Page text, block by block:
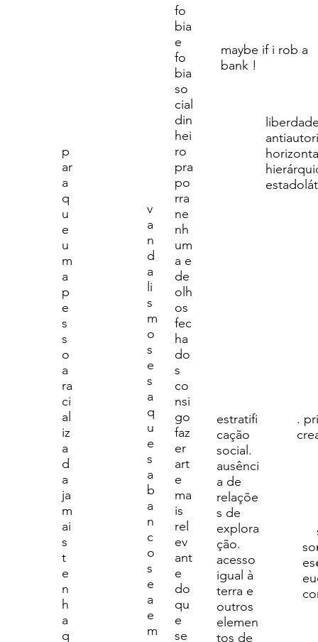
estratifi
cação
social.
ausênci
a de
relaçõe
s de
explora
ção.
acesso
igual à
terra e
outros
elemen
tos de
p
ar
a
q
u
e
u
m
a
p
e
s
s
o
a
ra
ci
al
iz
a
d
a
ja
m
ai
s
t
e
n
h
a
q
.
maybe if i rob a
bank !
fo
bia
e
fo
bia
so
cial
din
hei
ro
pra
po
rra
ne
nh
um
a e
de
olh
os
fec
ha
do
s
co
nsi
go
faz
er
art
e
ma
is
rel
ev
ant
e
do
qu
e
se
v
a
n
d
a
li
s
m
o
s
e
s
a
q
u
e
s
a
b
a
n
c
o
s
e
a
e
m